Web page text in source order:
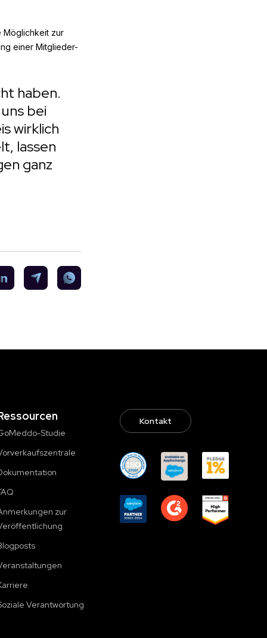
Möglichkeit zur
einer Mitglieder-
haben.
bei
wirklich
lassen
ganz
Studie
zur
Verantwortung
Kontakt